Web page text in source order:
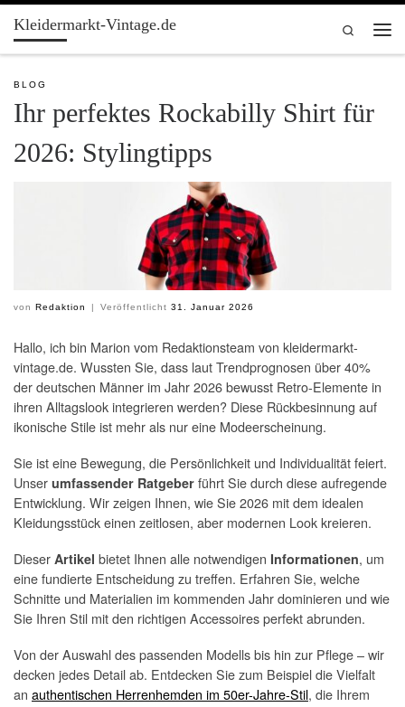
Zum Inhalt springen
Kleidermarkt-Vintage.de
Search
BLOG
Ihr perfektes Rockabilly Shirt für
2026: Stylingtipps
von Redaktion | Veröffentlicht31. Januar 2026
Hallo, ich bin Marion vom Redaktionsteam von kleidermarkt-
vintage.de. Wussten Sie, dass laut Trendprognosen über 40%
der deutschen Männer im Jahr 2026 bewusst Retro-Elemente in
ihren Alltagslook integrieren werden? Diese Rückbesinnung auf
ikonische Stile ist mehr als nur eine Modeerscheinung.
Sie ist eine Bewegung, die Persönlichkeit und Individualität feiert.
Unser umfassender Ratgeber führt Sie durch diese aufregende
Entwicklung. Wir zeigen Ihnen, wie Sie 2026 mit dem idealen
Kleidungsstück einen zeitlosen, aber modernen Look kreieren.
Dieser Artikel bietet Ihnen alle notwendigen Informationen, um
eine fundierte Entscheidung zu treffen. Erfahren Sie, welche
Schnitte und Materialien im kommenden Jahr dominieren und wie
Sie Ihren Stil mit den richtigen Accessoires perfekt abrunden.
Von der Auswahl des passenden Modells bis hin zur Pflege – wir
decken jedes Detail ab. Entdecken Sie zum Beispiel die Vielfalt
an authentischen Herrenhemden im 50er-Jahre-Stil, die Ihrem